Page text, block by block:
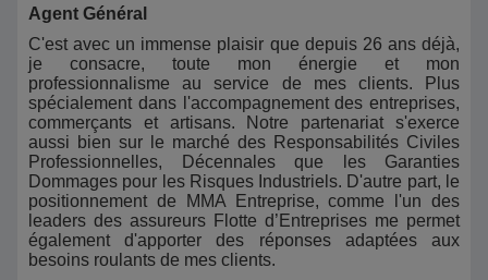
En plus de l’agence de Challans, nous vous
accueillons également dansnotre seconde agence à
Noirmoutieragence.mma.fr/noirmoutier-en-l-ile/, pour
rester au plus près de vos besoins sur le littoral
vendéen. Cette double implantation nous permet
d’assurer un service de proximité renforcé et une
disponibilité optimale.
🔑 Pourquoi choisir MMA Pascal MOREAU ?
Plus de100 ans d'existence et présence sur le
Agent Général
C'est avec un immense plaisir que depuis 26 ans déjà,
je consacre, toute mon énergie et mon
professionnalisme au service de mes clients. Plus
spécialement dans l'accompagnement des entreprises,
commerçants et artisans. Notre partenariat s'exerce
aussi bien sur le marché des Responsabilités Civiles
Professionnelles, Décennales que les Garanties
Dommages pour les Risques Industriels. D'autre part, le
positionnement de MMA Entreprise, comme l'un des
leaders des assureurs Flotte d’Entreprises me permet
également d'apporter des réponses adaptées aux
besoins roulants de mes clients.